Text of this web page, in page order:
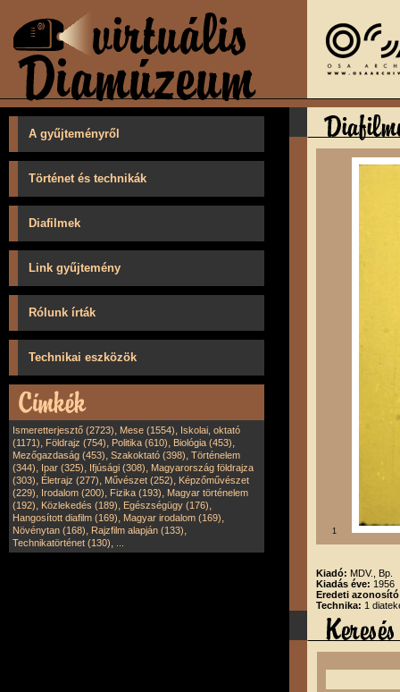
A gyűjteményről
Történet és technikák
Diafilmek
Link gyűjtemény
Rólunk írták
Technikai eszközök
Ismeretterjesztő (2723), Mese (1554), Iskolai, oktató
(1171), Földrajz (754), Politika (610), Biológia (453),
Mezőgazdaság (453), Szakoktató (398), Történelem
(344), Ipar (325), Ifjúsági (308), Magyarország földrajza
(303), Életrajz (277), Művészet (252), Képzőművészet
(229), Irodalom (200), Fizika (193), Magyar történelem
(192), Közlekedés (189), Egészségügy (176),
Hangosított diafilm (169), Magyar irodalom (169),
Növénytan (168), Rajzfilm alapján (133),
Technikatörténet (130),
1
Kiadó: MDV., Bp.
Kiadás éve: 1956
Eredeti
Technika: 1